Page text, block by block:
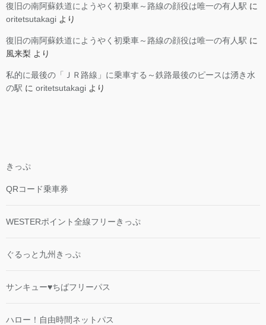
復旧の南阿蘇鉄道にようやく初乗車～路線の顔役は唯一の有人駅 に
oritetsutakagi より
復旧の南阿蘇鉄道にようやく初乗車～路線の顔役は唯一の有人駅 に
風来梨 より
私的に最後の「ＪＲ路線」に乗車する～鉄路最後のピースは湧き水
の駅 に oritetsutakagi より
きっぷ
QRコード乗車券
WESTERポイント全線フリーきっぷ
ぐるっと九州きっぷ
サンキュー♥ちばフリーパス
ハロー！自由時間ネットパス